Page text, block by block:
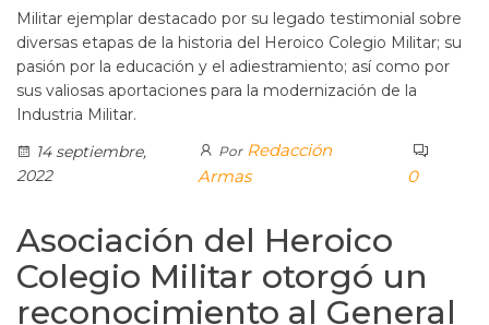
Militar ejemplar destacado por su legado testimonial sobre
diversas etapas de la historia del Heroico Colegio Militar; su
pasión por la educación y el adiestramiento; así como por
sus valiosas aportaciones para la modernización de la
Industria Militar.
14 septiembre,
2022
Por Redacción
Armas
0
Asociación del Heroico
Colegio Militar otorgó un
reconocimiento al General